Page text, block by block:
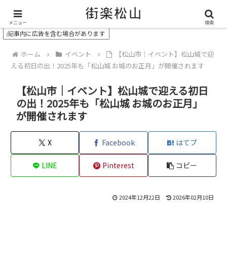
＼ 松山の街を“オモシロク”する地域情報メディア ／
記事内に広告を含む場合があります
ホーム イベント
【松山市｜イベント】松山城で迎
える初日の出！2025年も「松山城 お城のお正月」が開催されます
【松山市｜イベント】松山城で迎える初日
の出！2025年も「松山城 お城のお正月」
が開催されます
X Facebook はてブ
LINE Pinterest コピー
2024年12月22日 2026年02月10日
メニュー 検索